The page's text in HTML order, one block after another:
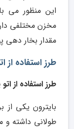
این منظور می
مخزن مختلفی
مقدار بخار دهی
طرز استفاده از
طرز استفاده از
بایترون یکی
طولانی داشته و